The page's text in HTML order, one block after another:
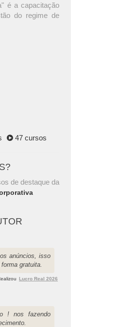
é a capacitação
do regime de
47 cursos
de destaque da
anúncios, isso
gratuita.
Lucro Real 2026
! nos fazendo